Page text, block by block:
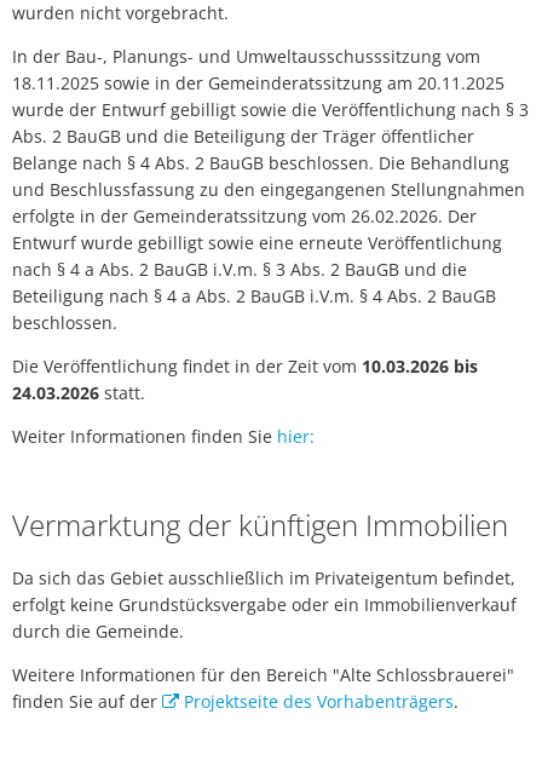
wurden nicht vorgebracht.
In der Bau-, Planungs- und Umweltausschusssitzung vom
18.11.2025 sowie in der Gemeinderatssitzung am 20.11.2025
wurde der Entwurf gebilligt sowie die Veröffentlichung nach § 3
Abs. 2 BauGB und die Beteiligung der Träger öffentlicher
Belange nach § 4 Abs. 2 BauGB beschlossen. Die Behandlung
und Beschlussfassung zu den eingegangenen Stellungnahmen
erfolgte in der Gemeinderatssitzung vom 26.02.2026. Der
Entwurf wurde gebilligt sowie eine erneute Veröffentlichung
nach § 4 a Abs. 2 BauGB i.V.m. § 3 Abs. 2 BauGB und die
Beteiligung nach § 4 a Abs. 2 BauGB i.V.m. § 4 Abs. 2 BauGB
beschlossen.
Die Veröffentlichung findet in der Zeit vom 10.03.2026 bis
24.03.2026 statt.
Weiter Informationen finden Sie hier:
Vermarktung der künftigen Immobilien
Da sich das Gebiet ausschließlich im Privateigentum befindet,
erfolgt keine Grundstücksvergabe oder ein Immobilienverkauf
durch die Gemeinde.
Weitere Informationen für den Bereich "Alte Schlossbrauerei"
finden Sie auf der
Projektseite des Vorhabenträgers.